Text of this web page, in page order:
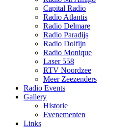
Capital Radio
Radio Atlantis
Radio Delmare
Radio Paradijs
Radio Dolfijn
Radio Monique
Laser 558
RTV Noordzee
Meer Zeezenders
Radio Events
Gallery
Historie
Evenementen
Links